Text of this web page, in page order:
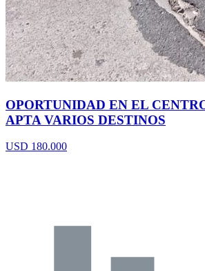
OPORTUNIDAD EN EL
APTA VARIOS DESTINOS
USD 180.000